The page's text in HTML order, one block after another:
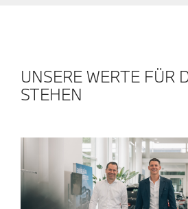
UNSERE WERTE FÜR
STEHEN